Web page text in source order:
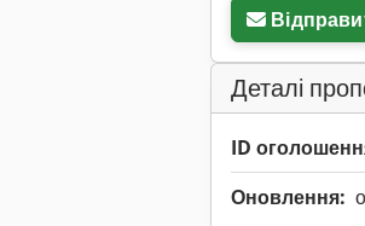
Деталі
ID
Оновлення: